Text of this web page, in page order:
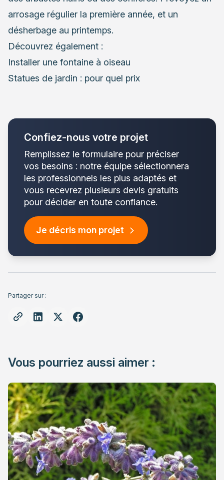
arrosage régulier la première année, et un
désherbage au printemps.
Découvrez également :
Installer une fontaine à oiseau
Statues de jardin : pour quel prix
Confiez-nous votre projet
Remplissez le formulaire pour préciser
vos besoins : notre équipe sélectionnera
les professionnels les plus adaptés et
vous recevrez plusieurs devis gratuits
pour décider en toute confiance.
Je décris mon projet
Partager sur :
Vous pourriez aussi aimer :